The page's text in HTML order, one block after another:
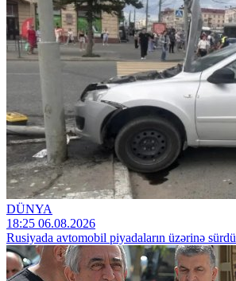
DÜNYA
18:25 06.08.2026
Rusiyada avtomobil piyadaların üzərinə sürdü